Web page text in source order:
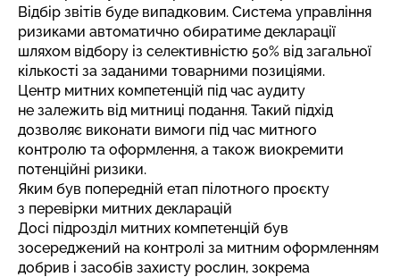
Відбір звітів буде випадковим. Система управління
ризиками автоматично обиратиме декларації
шляхом відбору із селективністю 50% від загальної
кількості за заданими товарними позиціями.
Центр митних компетенцій під час аудиту
не залежить від митниці подання. Такий підхід
дозволяє виконати вимоги під час митного
контролю та оформлення, а також виокремити
потенційні ризики.
Яким був попередній етап пілотного проєкту
з перевірки митних декларацій
Досі підрозділ митних компетенцій був
зосереджений на контролі за митним оформленням
добрив і засобів захисту рослин, зокрема